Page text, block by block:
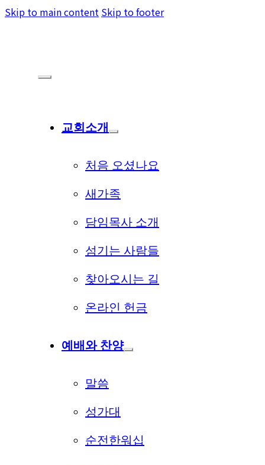
Skip to main content Skip to footer
교회소개
처음 오셨나요
새가족
담임목사 소개
섬기는 사람들
찾아오시는 길
온라인 헌금
예배와 찬양
말씀
성가대
순전한워십